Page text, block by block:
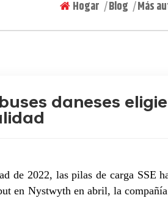
Hogar | Blog | Más
daneses
de 2022, las pilas de carga SSE
en Nystwyth en abril, la